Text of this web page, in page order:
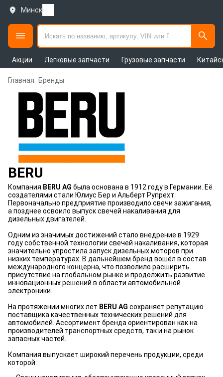
Минск
Акции Легковые запчасти Грузовые запчасти
Главная Бренды
BERU
Компания BERU AG была основана в 1912 году в Германии. Её
создателями стали Юлиус Бер и Альберт Рупрехт.
Первоначально предприятие производило свечи зажигания,
а позднее освоило выпуск свечей накаливания для
дизельных двигателей.
Одним из значимых достижений стало внедрение в 1929
году собственной технологии свечей накаливания, которая
значительно упростила запуск дизельных моторов при
низких температурах. В дальнейшем бренд вошёл в состав
международного концерна, что позволило расширить
присутствие на глобальном рынке и продолжить развитие
инновационных решений в области автомобильной
электроники.
На протяжении многих лет BERU AG сохраняет репутацию
поставщика качественных технических решений для
автомобилей. Ассортимент бренда ориентирован как на
производителей транспортных средств, так и на рынок
запасных частей.
Компания выпускает широкий перечень продукции, среди
которой: